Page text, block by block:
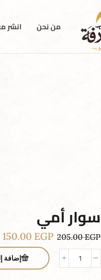
من نحن انشر
سوار أمي
205.00EGP
150.00 EGP
إضافة